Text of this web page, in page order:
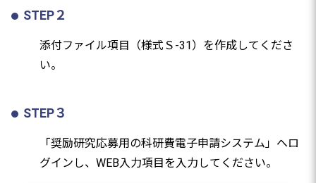
STEP２
添付ファイル項目（様式Ｓ-31）を作成してくださ
い。
STEP３
「奨励研究応募用の科研費電子申請システム」へロ
グインし、WEB入力項目を入力してください。